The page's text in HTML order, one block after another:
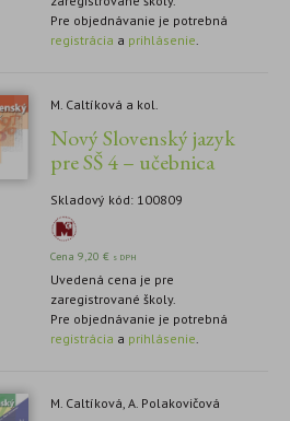
Pre objednávanie je potrebná
registrácia a prihlásenie.
M. Caltíková a kol.
Nový Slovenský jazyk
pre SŠ 4 – učebnica
Skladový kód: 100809
Cena9,20€ s DPH
Uvedená cena je pre
zaregistrované školy.
Pre objednávanie je potrebná
registrácia a prihlásenie.
M. Caltíková, A. Polakovičová